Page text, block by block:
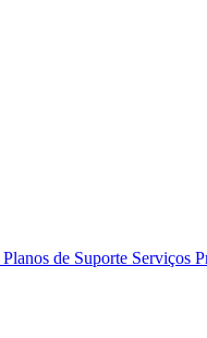
Planos de Suporte Serviços